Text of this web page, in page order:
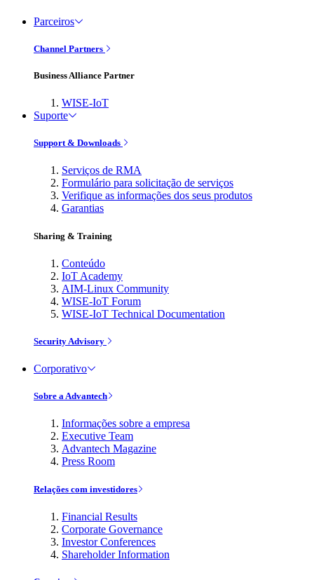
Parceiros
Channel Partners
Business Alliance Partner
WISE-IoT
Suporte
Support & Downloads
Serviços de RMA
Formulário para solicitação de serviços
Verifique as informações dos seus produtos
Garantias
Sharing & Training
Conteúdo
IoT Academy
AIM-Linux Community
WISE-IoT Forum
WISE-IoT Technical Documentation
Security Advisory
Corporativo
Sobre a Advantech
Informações sobre a empresa
Executive Team
Advantech Magazine
Press Room
Relações com investidores
Financial Results
Corporate Governance
Investor Conferences
Shareholder Information